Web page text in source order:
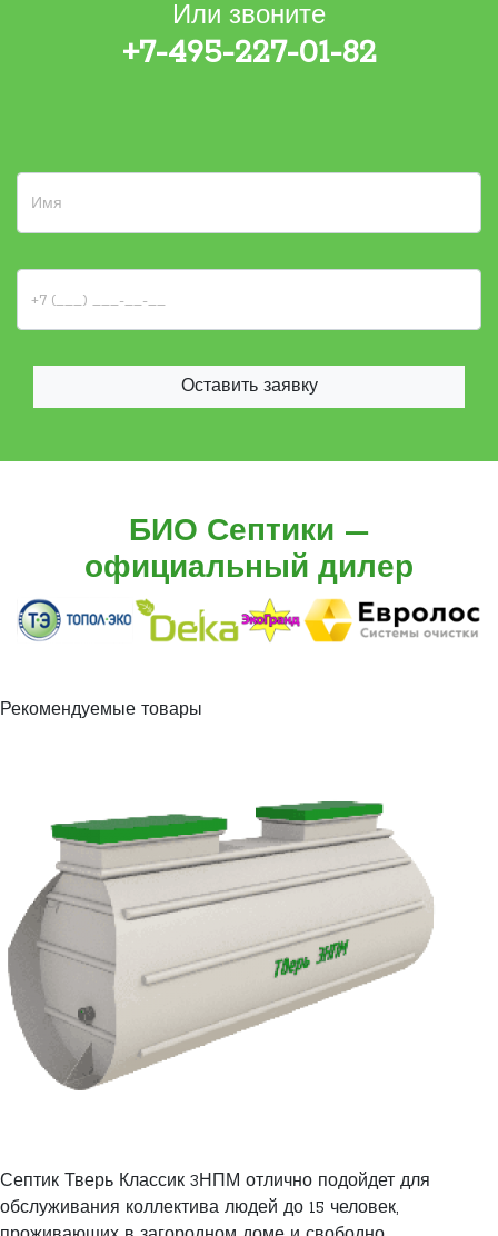
Или звоните
+7-495-227-01-82
Оставить заявку
БИО Септики —
официальный дилер
Рекомендуемые товары
Септик Тверь Классик 3НПМ отлично подойдет для
обслуживания коллектива людей до 15 человек,